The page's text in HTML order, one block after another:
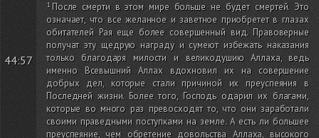
44:57
После смерти в этом мире больше не будет смертей. Это
означает, что все желанное и заветное приобретет в глазах
обитателей Рая еще более совершенный вид. Правоверные
получат эту щедрую награду и сумеют избежать наказания
только благодаря милости и великодушию Аллаха, ведь
именно Всевышний Аллах вдохновил их на совершение
добрых дел, которые стали причиной их преуспеяния в
Последней жизни. Более того, Господь одарил их благами,
которые во много раз превосходят то, что они заработали
своими праведными поступками на земле. А есть ли большее
преуспеяние, чем обретение довольства Аллаха, высокого